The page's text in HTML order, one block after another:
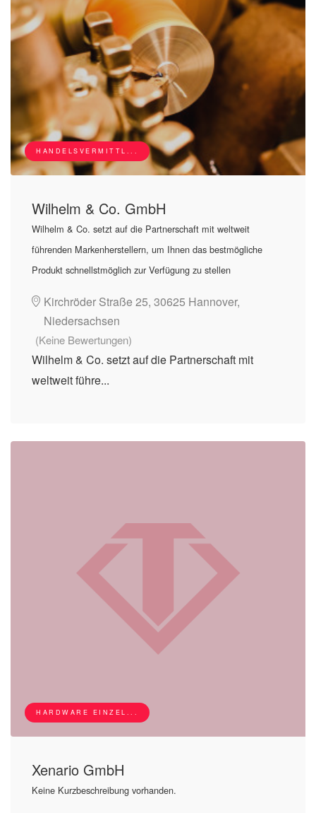
HANDELSVERMITTL...
Wilhelm & Co. GmbH
Wilhelm & Co. setzt auf die Partnerschaft mit weltweit
führenden Markenherstellern, um Ihnen das bestmögliche
Produkt schnellstmöglich zur Verfügung zu stellen
Kirchröder Straße 25, 30625 Hannover,
Niedersachsen
(Keine Bewertungen)
Wilhelm & Co. setzt auf die Partnerschaft mit
weltweit führe...
HARDWARE EINZEL...
Xenario GmbH
Keine Kurzbeschreibung vorhanden.